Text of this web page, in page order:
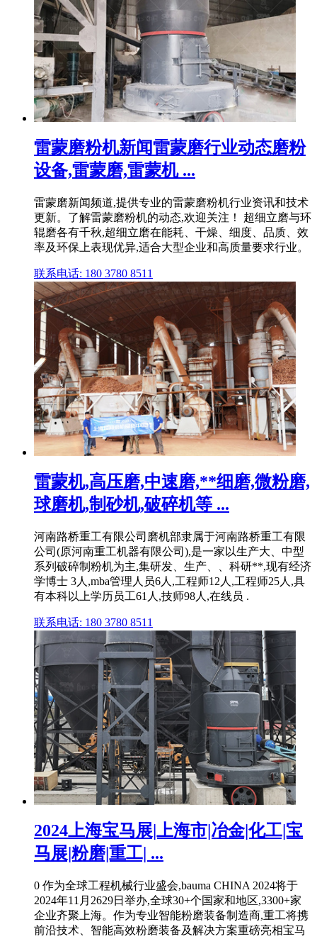
雷蒙磨粉机新闻雷蒙磨行业动态磨粉
设备,雷蒙磨,雷蒙机 ...
雷蒙磨新闻频道,提供专业的雷蒙磨粉机行业资讯和技术
更新。了解雷蒙磨粉机的动态,欢迎关注！ 超细立磨与环
辊磨各有千秋,超细立磨在能耗、干燥、细度、品质、效
率及环保上表现优异,适合大型企业和高质量要求行业。
联系电话: 180 3780 8511
雷蒙机,高压磨,中速磨,**细磨,微粉磨,
球磨机,制砂机,破碎机等 ...
河南路桥重工有限公司磨机部隶属于河南路桥重工有限
公司(原河南重工机器有限公司),是一家以生产大、中型
系列破碎制粉机为主,集研发、生产、、科研**,现有经济
学博士 3人,mba管理人员6人,工程师12人,工程师25人,具
有本科以上学历员工61人,技师98人,在线员 .
联系电话: 180 3780 8511
2024上海宝马展|上海市|冶金|化工|宝
马展|粉磨|重工| ...
0 作为全球工程机械行业盛会,bauma CHINA 2024将于
2024年11月2629日举办,全球30+个国家和地区,3300+家
企业齐聚上海。作为专业智能粉磨装备制造商,重工将携
前沿技术、智能高效粉磨装备及解决方案重磅亮相宝马